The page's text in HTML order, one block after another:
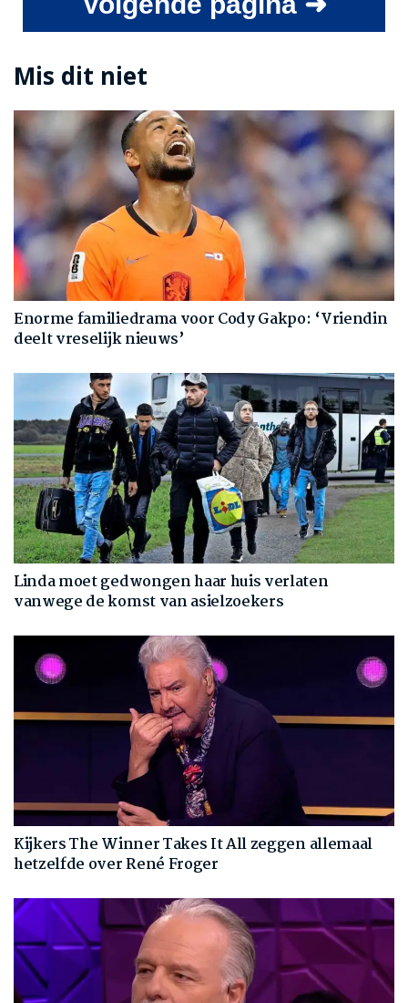
Mis dit niet
Enorme familiedrama voor Cody Gakpo: ‘Vriendin
deelt vreselijk nieuws’
Linda moet gedwongen haar huis verlaten
vanwege de komst van asielzoekers
Kijkers The Winner Takes It All zeggen allemaal
hetzelfde over René Froger